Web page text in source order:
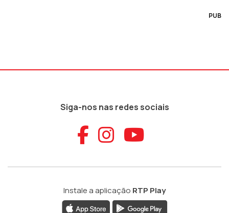
PUB
Siga-nos nas redes sociais
Aceder ao
Aceder ao
Aceder
Instale a aplicação RTP Play